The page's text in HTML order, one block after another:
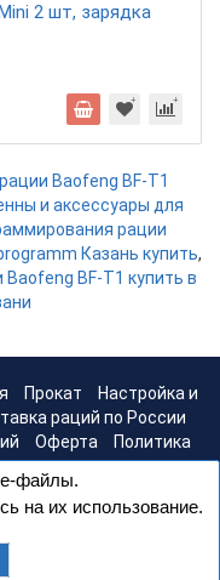
2 шт, зарядка
Baofeng BF-T1
и аксессуары для
рации
Казань купить,
BF-T1 купить в
Прокат
Настройка и
раций по России
Оферта
Политика
файлы.
на их использование.